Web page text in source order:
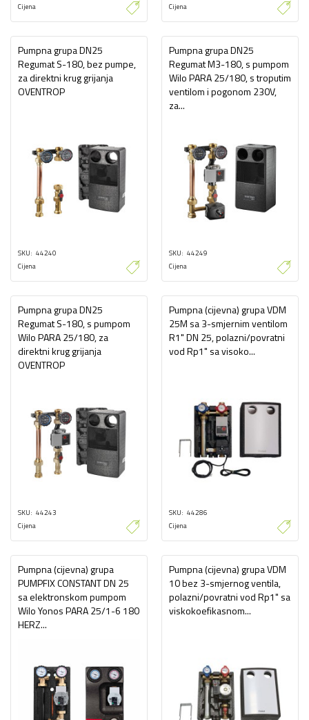
Cijena
Cijena
Pumpna grupa DN25
Regumat S-180, bez pumpe,
za direktni krug grijanja
OVENTROP
SKU 44240
Cijena
Pumpna grupa DN25
Regumat M3-180, s pumpom
Wilo PARA 25/180, s troputim
ventilom i pogonom 230V,
za...
SKU 44249
Cijena
Pumpna grupa DN25
Regumat S-180, s pumpom
Wilo PARA 25/180, za
direktni krug grijanja
OVENTROP
SKU 44243
Cijena
Pumpna (cijevna) grupa VDM
25M sa 3-smjernim ventilom
R1" DN 25, polazni/povratni
vod Rp1" sa visoko...
SKU 44286
Cijena
Pumpna (cijevna) grupa
PUMPFIX CONSTANT DN 25
sa elektronskom pumpom
Wilo Yonos PARA 25/1-6 180
HERZ...
Pumpna (cijevna) grupa VDM
10 bez 3-smjernog ventila,
polazni/povratni vod Rp1" sa
viskokoefikasnom...